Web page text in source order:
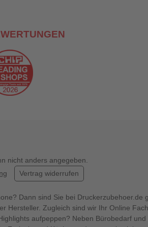
nicht anders angegeben.
Vertrag widerrufen
Dann sind Sie bei Druckerzubehoer.de
Hersteller. Zugleich sind wir Ihr Online
aufpeppen? Neben Bürobedarf und